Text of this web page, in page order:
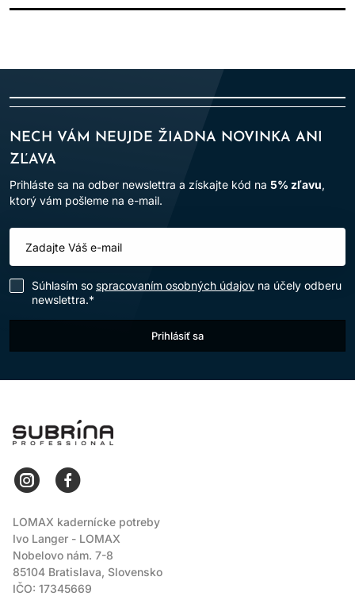
NECH VÁM NEUJDE ŽIADNA NOVINKA ANI
ZĽAVA
Prihláste sa na odber newslettra a získajte kód na 5% zľavu,
ktorý vám pošleme na e-mail.
Súhlasím so spracovaním osobných údajov na účely odberu
newslettra.*
Prihlásiť sa
LOMAX
LOMAX kadernícke potreby
Ivo Langer - LOMAX
Nobelovo nám. 7-8
85104 Bratislava, Slovensko
IČO: 17345669